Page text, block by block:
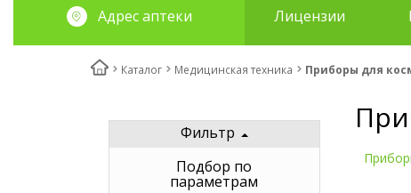
Адрес аптеки Лицензии
Каталог Медицинская техника Приборы для
Фильтр
Подбор по
параметрам